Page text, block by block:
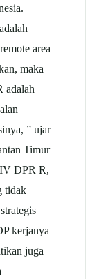
area
maka
adalah
” ujar
Timur
DPR R,
tidak
kerjanya
juga